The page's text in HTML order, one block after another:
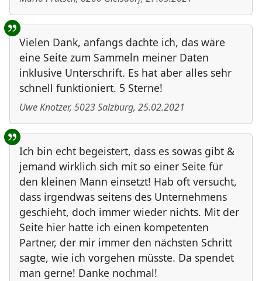
Vielen Dank, anfangs dachte ich, das wäre
eine Seite zum Sammeln meiner Daten
inklusive Unterschrift. Es hat aber alles sehr
schnell funktioniert. 5 Sterne!
Uwe Knotzer, 5023Salzburg, 25.02.2021
Ich bin echt begeistert, dass es sowas gibt &
jemand wirklich sich mit so einer Seite für
den kleinen Mann einsetzt! Hab oft versucht,
dass irgendwas seitens des Unternehmens
geschieht, doch immer wieder nichts. Mit der
Seite hier hatte ich einen kompetenten
Partner, der mir immer den nächsten Schritt
sagte, wie ich vorgehen müsste. Da spendet
man gerne! Danke nochmal!